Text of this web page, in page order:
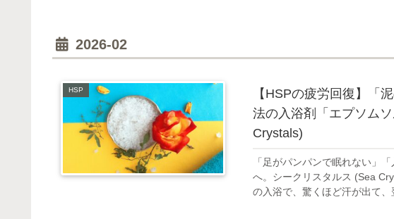
2026-02
HSP
【HSPの疲労回復】「
法の入浴剤「エプソム
Crystals)
「足がパンパンで眠れない」
へ。シークリスタルス (Sea
の入浴で、驚くほど汗が出て、